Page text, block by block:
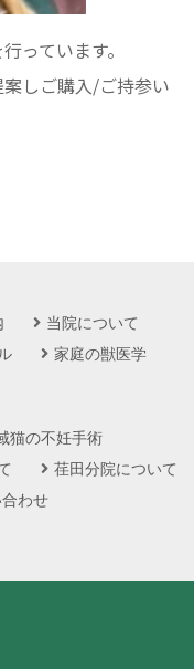
っています。
しご購入/ご持参い
当院について
家庭の獣医学
猫の不妊手術
荏田分院について
わせ